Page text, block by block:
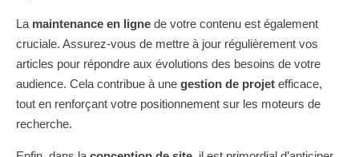
La maintenance en ligne de votre contenu est également
cruciale. Assurez-vous de mettre à jour régulièrement vos
articles pour répondre aux évolutions des besoins de votre
audience. Cela contribue à une gestion de projet efficace,
tout en renforçant votre positionnement sur les moteurs de
recherche.